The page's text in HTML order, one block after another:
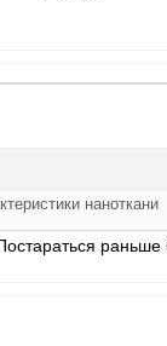
наноткани